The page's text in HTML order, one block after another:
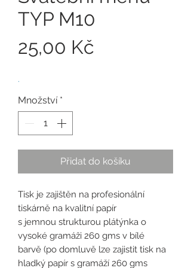
TYP M10
25,00 Kč
.
Množství *
Přidat do košíku
Tisk je zajištěn na profesionální
tiskárně na kvalitní papír
s jemnou strukturou plátýnka o
vysoké gramáži 260 gms v bílé
barvě (po domluvě lze zajistit tisk na
hladký papír s gramáží 260 gms